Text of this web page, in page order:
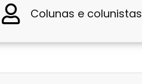
Colunas e colunistas